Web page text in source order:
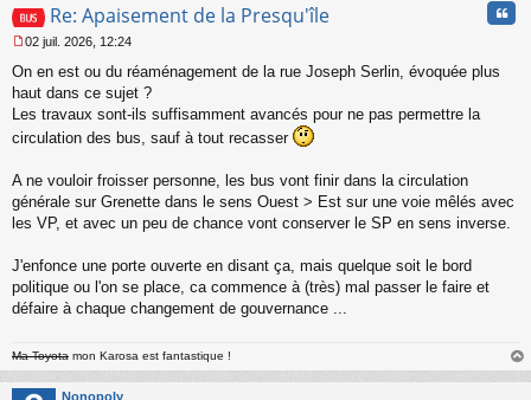
o
n
l
u
Re: Apaisement de la Presqu'île
e
s
g
n
o
l
02 juil. 2026, 12:24
On en est ou du réaménagement de la rue Joseph Serlin, évoquée plus
haut dans ce sujet ?
Les travaux sont-ils suffisamment avancés pour ne pas permettre la
circulation des bus, sauf à tout recasser
A ne vouloir froisser personne, les bus vont finir dans la circulation
générale sur Grenette dans le sens Ouest > Est sur une voie mêlés avec
les VP, et avec un peu de chance vont conserver le SP en sens inverse.
J'enfonce une porte ouverte en disant ça, mais quelque soit le bord
politique ou l'on se place, ca commence à (très) mal passer le faire et
défaire à chaque changement de gouvernance ...
Ma Toyota mon Karosa est fantastique !
au
Nonopoly